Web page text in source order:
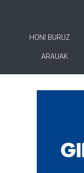
HONI BURUZ
ARAUAK